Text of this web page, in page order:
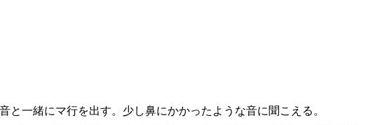
と一緒にマ行を出す。少し鼻にかかったような音に聞こえる。